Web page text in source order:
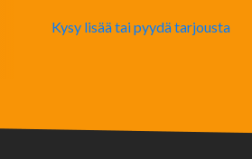
Kysy lisää tai pyydä tarjousta